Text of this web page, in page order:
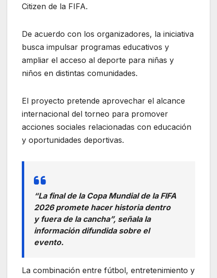
Citizen de la FIFA.
De acuerdo con los organizadores, la iniciativa
busca impulsar programas educativos y
ampliar el acceso al deporte para niñas y
niños en distintas comunidades.
El proyecto pretende aprovechar el alcance
internacional del torneo para promover
acciones sociales relacionadas con educación
y oportunidades deportivas.
“La final de la Copa Mundial de la FIFA
2026 promete hacer historia dentro
y fuera de la cancha”, señala la
información difundida sobre el
evento.
La combinación entre fútbol, entretenimiento y